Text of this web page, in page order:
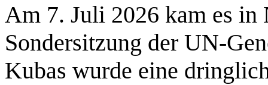
Am 7. Juli 2026 kam es in
Sondersitzung der UN-
Kubas wurde eine